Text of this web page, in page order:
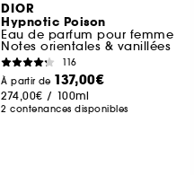
DIOR
Hypnotic Poison
Eau de parfum pour femme
Notes orientales & vanillées
116
À partir de 137,00€
274,00€ / 100ml
2 contenances disponibles